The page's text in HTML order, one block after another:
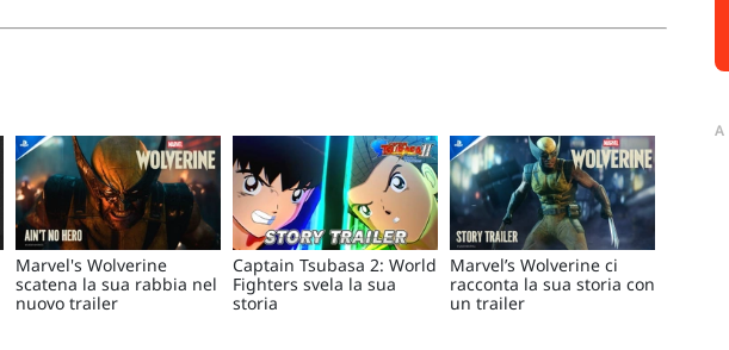
Marvel's Wolverine
scatena la sua rabbia nel
nuovo trailer
Captain Tsubasa 2: World
Fighters svela la sua
storia
Marvel’s Wolverine ci
racconta la sua storia con
un trailer